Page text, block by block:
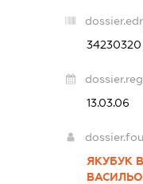
34230320
13.03.06
ЯКУБУК